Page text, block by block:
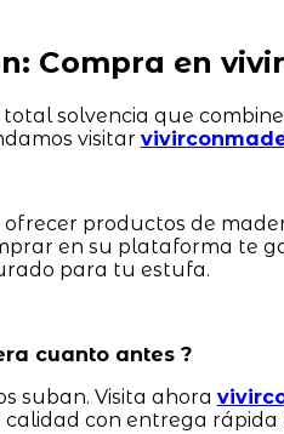
Compra en
solvencia que
visitar
ofrecer productos de
en su plataforma te
para tu estufa.
cuanto antes ?
suban. Visita ahora
calidad con entrega rápida